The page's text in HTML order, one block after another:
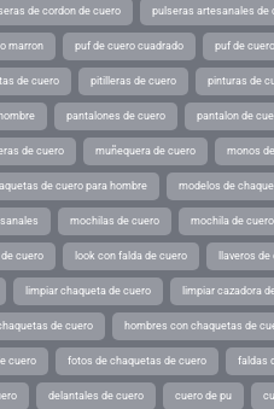
de cordon de cuero pulseras artesanales de
marron puf de cuero cuadrado puf de
de cuero pitilleras de cuero pinturas de
pantalones de cuero pantalon de
de cuero muñequera de cuero monos
de cuero para hombre modelos de
mochilas de cuero mochila de cuero
de cuero look con falda de cuero llaveros
limpiar chaqueta de cuero limpiar cazadora
de cuero hombres con chaquetas de
cuero fotos de chaquetas de cuero faldas
delantales de cuero cuero de pu